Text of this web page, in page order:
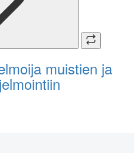
muistien ja